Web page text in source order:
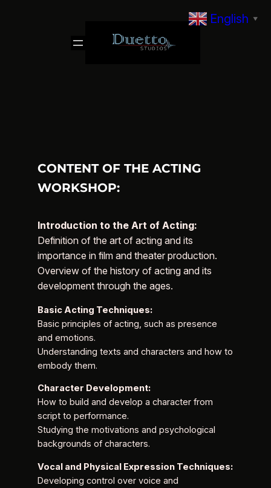
CONTENT OF THE ACTING
WORKSHOP:
Introduction to the Art of Acting:
Definition of the art of acting and its
importance in film and theater production.
Overview of the history of acting and its
development through the ages.
Basic Acting Techniques:
Basic principles of acting, such as presence
and emotions.
Understanding texts and characters and how to
embody them.
Character Development:
How to build and develop a character from
script to performance.
Studying the motivations and psychological
backgrounds of characters.
Vocal and Physical Expression Techniques:
Developing control over voice and
English ▼